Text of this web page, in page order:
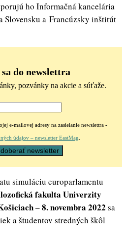
ho Informačná kancelária
Slovensku a Francúzsky inštitút
do newslettra
pozvánky na akcie a súťaže.
e-mailovej adresy na zasielanie newslettra -
údajov – newsletter EastMag
simuláciu europarlamentu
fakulta Univerzity
–8. novembra 2022 sa
a študentov stredných škôl